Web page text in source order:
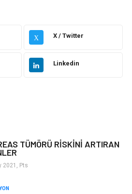
Elektrik & Elektronik
Makine
X X / Twitter
Linkedin
TÜMÖRÜ RİSKİNİ ARTIRAN
2021, Pts